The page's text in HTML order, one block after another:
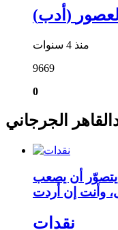
منذ 4 سنوات
9669
0
الجرجاني
يتصوّر أن يصعب
نقدات